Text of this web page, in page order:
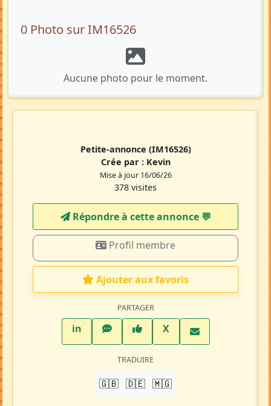
0 Photo sur IM16526
Aucune photo pour le moment.
Petite-annonce (IM16526)
Crée par : Kevin
Mise à jour 16/06/26
378 visites
Répondre à cette annonce 💬​
Profil membre
Ajouter aux favoris
PARTAGER
inLinkedInWhatsAppFacebook
XTwitter X
TRADUIRE
🇬🇧 🇩🇪 🇲🇬